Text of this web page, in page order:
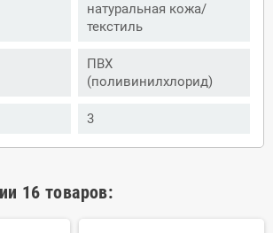
натуральная кожа/
текстиль
ПВХ
(поливинилхлорид)
3
16 товаров: